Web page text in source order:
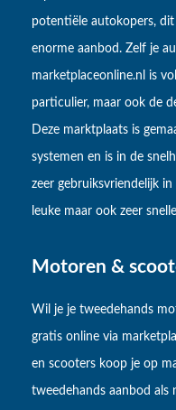
potentiële autokopers,
enorme aanbod. Zelf je
marketplaceonline.nl is
particulier, maar ook de
Deze marktplaats is
systemen en is in de
zeer gebruiksvriendelijk
leuke maar ook zeer
Motoren &
Wil je je tweedehands
gratis online via
en scooters koop je op
tweedehands aanbod als